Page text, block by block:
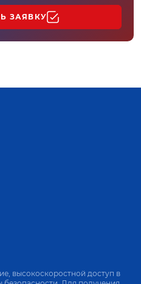
ЗАЯВКУ
высокоскоростной доступ в